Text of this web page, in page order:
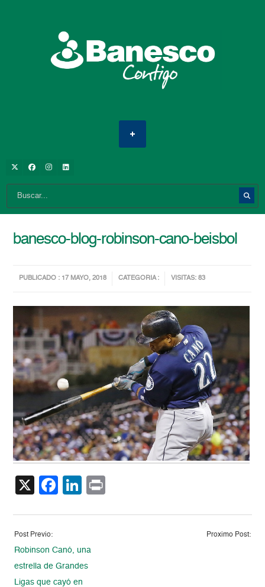
banesco-blog-robinson-cano-beisbol
PUBLICADO : 17 MAYO, 2018 CATEGORIA : VISITAS: 83
X Facebook
LinkedIn
Post Previo:
Robinson Canó, una
estrella de Grandes
Ligas que cayó en
Proximo Post: